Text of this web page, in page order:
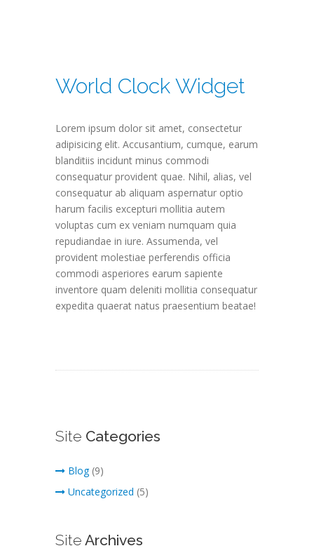
World Clock Widget
Lorem ipsum dolor sit amet, consectetur
adipisicing elit. Accusantium, cumque, earum
blanditiis incidunt minus commodi
consequatur provident quae. Nihil, alias, vel
consequatur ab aliquam aspernatur optio
harum facilis excepturi mollitia autem
voluptas cum ex veniam numquam quia
repudiandae in iure. Assumenda, vel
provident molestiae perferendis officia
commodi asperiores earum sapiente
inventore quam deleniti mollitia consequatur
expedita quaerat natus praesentium beatae!
Site Categories
Blog(9)
Uncategorized (5)
Site Archives